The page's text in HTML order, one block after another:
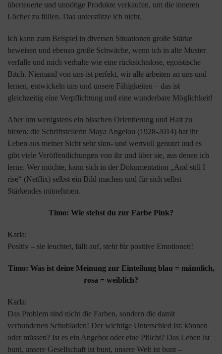
überteuerte und unnötige Produkte verkaufen, um die inneren
Löcher zu füllen. Das unterstütze ich nicht.
Ich kann zum Beispiel in diversen Situationen große Stärke
beweisen und ebenso große Schwäche, wenn ich in alte Muster
verfalle und mich verhalte wie eine rücksichtslose, egoistische
Bitch. Niemand von uns ist perfekt, wir alle arbeiten an uns und
lernen, entwickeln uns und unsere Fähigkeiten – das ist
gleichzeitig eine Verpflichtung und eine wunderbare Möglichkeit!
Aber um wenigstens ein bisschen Orientierung und Halt zu
bieten: die Schriftstellerin Maya Angelou (1928-2014) hat ihr
Leben aus meiner Sicht sehr sinn- und wertvoll genutzt und es
gibt viele Veröffentlichungen von ihr und über sie, aus denen ich
lerne. Wer möchte, kann sich in der Dokumentation „And still I
rise“ (Netflix) selbst ein Bild machen und für sich selbst
Stärkendes mitnehmen.
Timo: Wie stehst du zur Farbe Pink?
Karla:
Positiv – sie leuchtet, fällt auf, steht für positive Emotionen!
Timo: Was ist deine Meinung zur Einteilung blau = männlich,
rosa = weiblich?
Karla:
Das Problem sind nicht die Farben, sondern die damit
verbundenen Schubladen! Der wichtige Unterschied ist: können
oder müssen? Ist es ein Angebot oder eine Pflicht? Das Leben ist
bunt, unsere Gesellschaft ist bunt, unsere Welt ist bunt –